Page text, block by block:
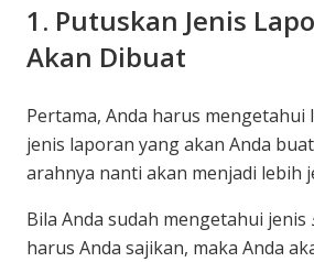
1. Putuskan Jenis
Akan Dibuat
Pertama, Anda harus
jenis laporan yang akan Anda
arahnya nanti akan menjadi lebih
Bila Anda sudah mengetahui jenis
harus Anda sajikan, maka Anda